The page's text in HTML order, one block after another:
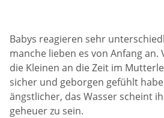
Babys reagieren sehr
manche lieben es von Anfang
die Kleinen an die Zeit im
sicher und geborgen gefühlt
ängstlicher, das Wasser scheint
geheuer zu sein.